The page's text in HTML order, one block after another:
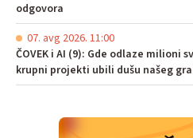
odgovora
07. avg 2026. 11:00
ČOVEK i AI (9): Gde odlaze milioni
krupni projekti ubili dušu našeg